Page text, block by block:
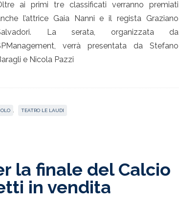
ai primi tre classificati verranno premiati
l’attrice Gaia Nanni e il regista Graziano
La serata, organizzata da
verrà presentata da Stefano
e Nicola Pazzi
TEATRO LE LAUDI
la finale del Calcio
in vendita